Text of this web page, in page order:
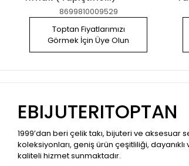
8699810009529
Toptan Fiyatlarımızı
Görmek İçin Üye Olun
EBIJUTERITOPTAN
1999’dan beri çelik takı, bijuteri ve
koleksiyonları, geniş ürün çeşitliliği,
kaliteli hizmet sunmaktadır.